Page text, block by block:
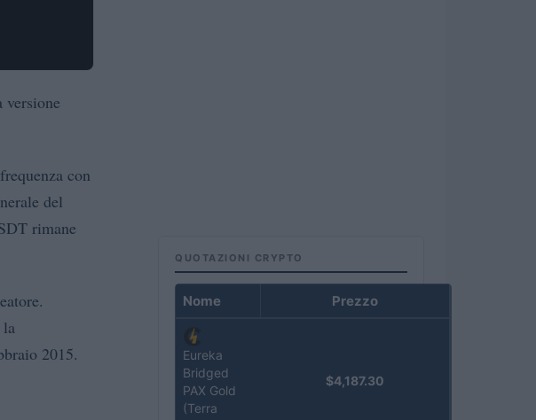
versione
con
del
rimane
la
2015.
QUOTAZIONI CRYPTO
Nome Prezzo
Eureka
Bridged
PAX Gold
(Terra
$4,187.30